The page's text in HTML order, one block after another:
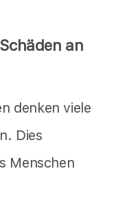
an
denken viele
Dies
Menschen